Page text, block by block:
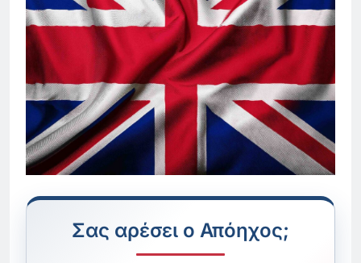
Σας αρέσει ο Απόηχος;